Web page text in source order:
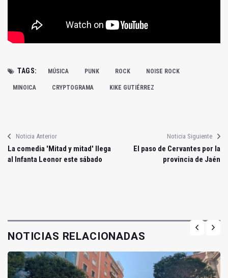
TAGS: MÚSICA PUNK ROCK NOISE ROCK
MINOICA CRYPTOGRAMA KIKE GUTIÉRREZ
Noticia Anterior
La comedia 'Mitad y mitad' llega
al Infanta Leonor este sábado
Noticia Siguiente
El paso de Cervantes por la
provincia de Jaén
NOTICIAS RELACIONADAS